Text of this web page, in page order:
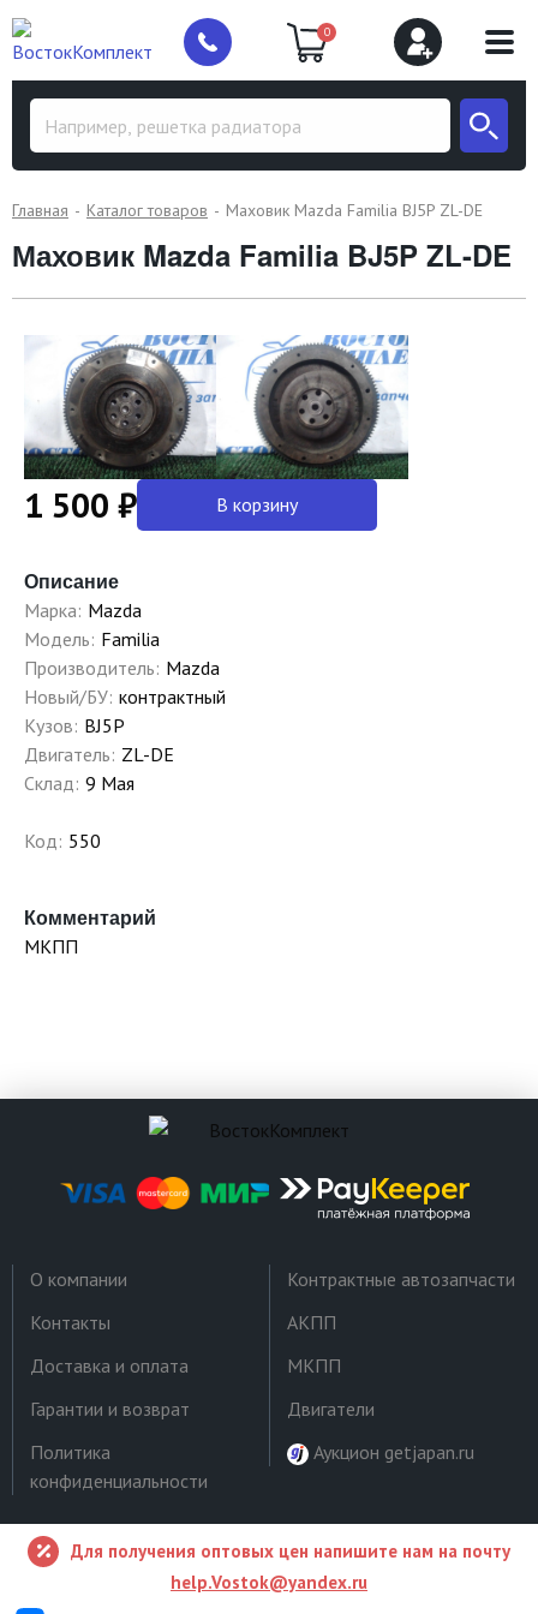
0
Главная Каталог товаров Маховик Mazda Familia BJ5P ZL-DE
Маховик Mazda Familia BJ5P ZL-DE
1 500 ₽ В корзину
Описание
Марка: Mazda
Модель: Familia
Производитель: Mazda
Новый/БУ: контрактный
Кузов: BJ5P
Двигатель: ZL-DE
Склад: 9 Мая
Код: 550
Комментарий
МКПП
О компании
Контакты
Доставка и оплата
Гарантии и возврат
Политика
конфиденциальности
Контрактные автозапчасти
АКПП
МКПП
Двигатели
Аукцион getjapan.ru
Для получения оптовых цен напишите нам на почту
help.Vostok@yandex.ru